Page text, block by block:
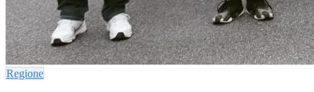
Regione